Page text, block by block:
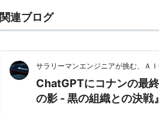
アニメの声優は緒方賢一。
関連ブログ
サラリーマンエンジニアが挑む、Ａ
ChatGPTにコナンの最
の影 - 黒の組織との決